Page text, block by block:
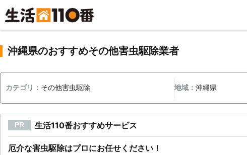
沖縄県のおすすめその他害虫駆除業者
カテゴリ： その他害虫駆除 地域：沖縄県
PR 生活110番おすすめサービス
厄介な害虫駆除はプロにお任せください！